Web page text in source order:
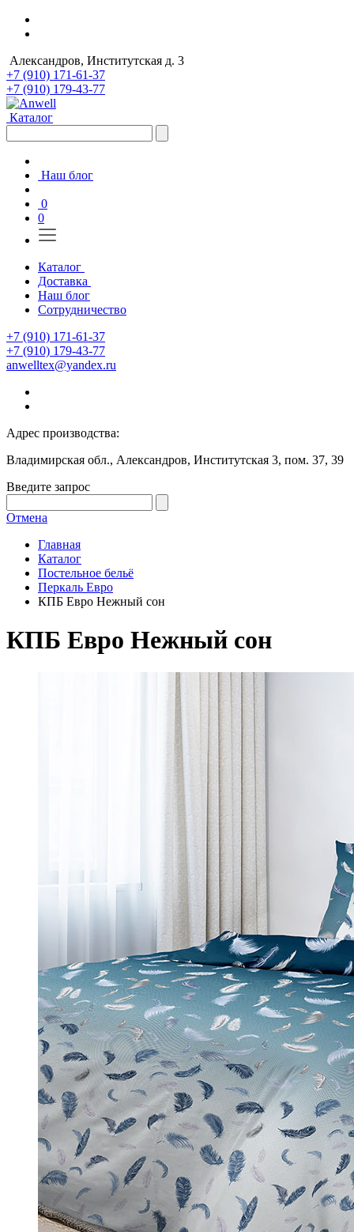
Александров, Институтская д. 3
+7 (910) 171-61-37
+7 (910) 179-43-77
Каталог
Наш блог
0
0
Каталог
Доставка
Наш блог
Сотрудничество
+7 (910) 171-61-37
+7 (910) 179-43-77
anwelltex@yandex.ru
Адрес производства:
Владимирская обл., Александров, Институтская 3, пом. 37, 39
Введите запрос
Отмена
Главная
Каталог
Постельное бельё
Перкаль Евро
КПБ Евро Нежный сон
КПБ Евро Нежный сон